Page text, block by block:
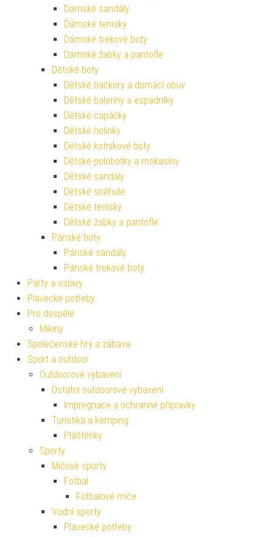
Dámské sandály
Dámské tenisky
Dámské trekové boty
Dámské žabky a pantofle
Dětské boty
Dětské bačkory a domácí obuv
Dětské baleríny a espadrilky
Dětské capáčky
Dětské holínky
Dětské kotníkové boty
Dětské polobotky a mokasíny
Dětské sandály
Dětské sněhule
Dětské tenisky
Dětské žabky a pantofle
Pánské boty
Pánské sandály
Pánské trekové boty
Párty a oslavy
Plavecké potřeby
Pro dospělé
Mikiny
Společenské hry a zábava
Sport a outdoor
Outdoorové vybavení
Ostatní outdoorové vybavení
Impregnace a ochranné přípravky
Turistika a kemping
Pláštěnky
Sporty
Míčové sporty
Fotbal
Fotbalové míče
Vodní sporty
Plavecké potřeby